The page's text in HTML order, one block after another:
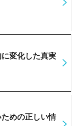
変化した真実
めの正しい情